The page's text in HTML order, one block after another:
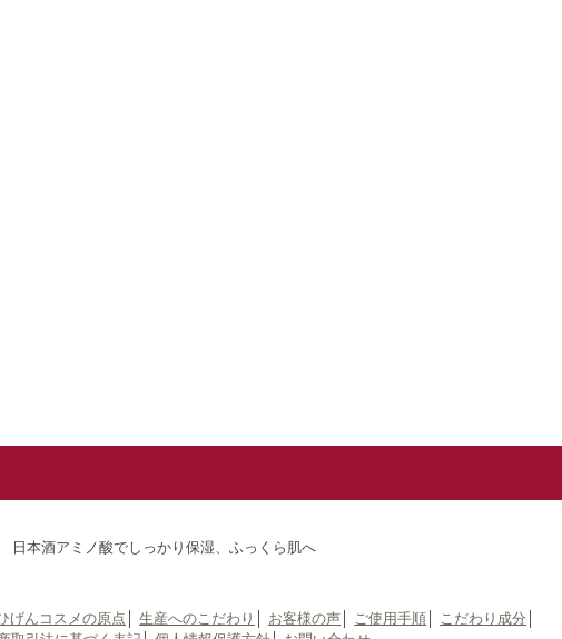
日本酒アミノ酸でしっかり保湿、ふっくら肌へ
げんコスメの原点 生産へのこだわり お客様の声 ご使用手順 こだわり成分